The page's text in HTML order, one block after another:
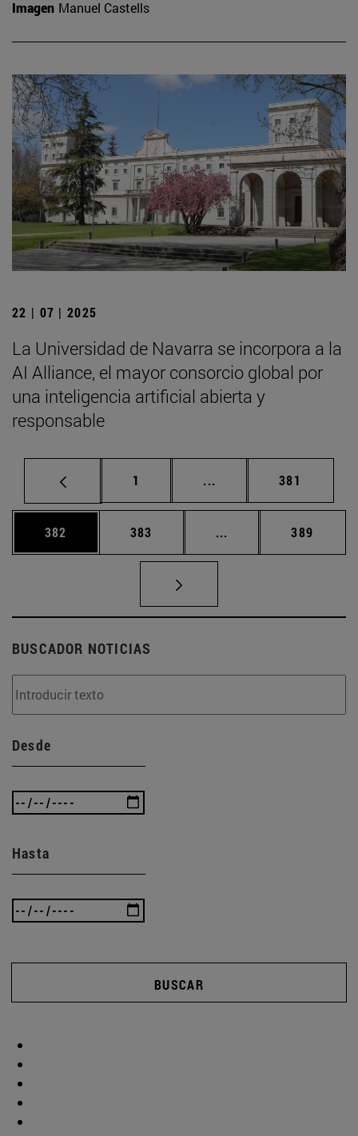
Imagen Manuel Castells
22 | 07 | 2025
La Universidad de Navarra se incorpora a la
AI Alliance, el mayor consorcio global por
una inteligencia artificial abierta y
responsable
Página
1 ... Páginas intermedias
Página
381
Página
382 Página
383 ... Páginas intermedias
Página
389
BUSCADOR NOTICIAS
Desde
Hasta
BUSCAR